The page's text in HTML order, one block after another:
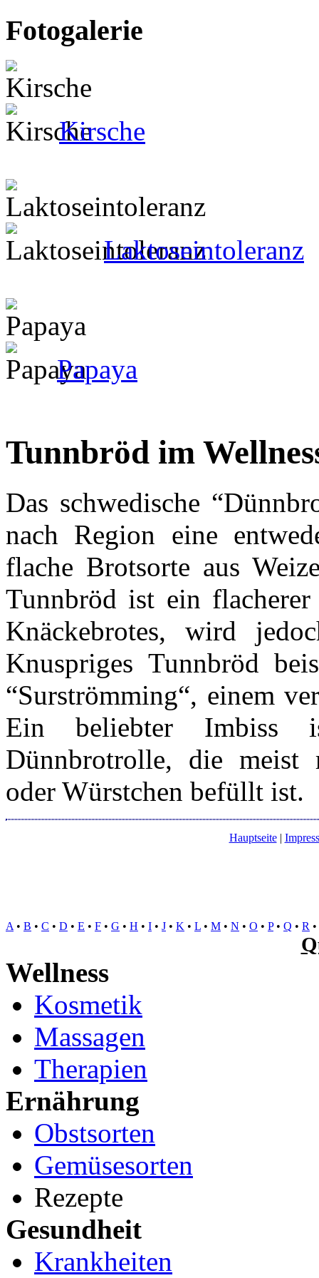
Fotogalerie
Kirsche
Laktoseintoleranz
Papaya
Tunnbröd im
Das schwedische
nach Region eine
flache Brotsorte aus
Tunnbröd ist ein flacherer
Knäckebrotes, wird
Knuspriges Tunnbröd
“Surströmming“, einem
Ein beliebter Imbiss
Dünnbrotrolle, die
oder Würstchen befüllt ist.
Hauptseite|
A • B • C • D • E • F • G • H • I • J • K • L • M • N • O • P• Q • R •
Wellness
Kosmetik
Massagen
Therapien
Ernährung
Obstsorten
Gemüsesorten
Rezepte
Gesundheit
Krankheiten